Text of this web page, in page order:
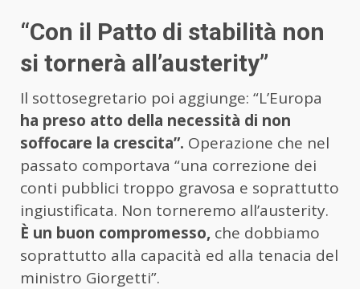
“Con il Patto di stabilità non
si tornerà all’austerity”
Il sottosegretario poi aggiunge: “L’Europa
ha preso atto della necessità di non
soffocare la crescita”. Operazione che nel
passato comportava “una correzione dei
conti pubblici troppo gravosa e soprattutto
ingiustificata. Non torneremo all’austerity.
È un buon compromesso, che dobbiamo
soprattutto alla capacità ed alla tenacia del
ministro Giorgetti”.